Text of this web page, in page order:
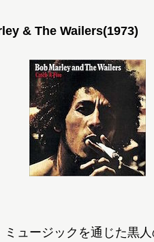
& The Wailers(1973)
ュージックを通じた黒